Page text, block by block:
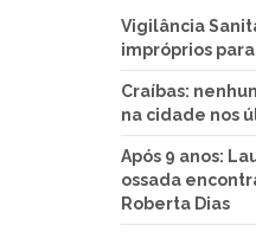
Vigilância
impróprios
Craíbas:
na cidade nos
Após 9 anos:
ossada
Roberta Dias